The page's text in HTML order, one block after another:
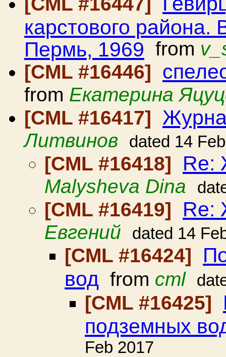
карстового района.
Пермь, 1969 from
[CML #16446]
from Екатерина
[CML #16417]
Литвинов dated 14
[CML #16418] Re:
Malysheva Dina
[CML #16419] Re:
Евгений dated 14
[CML #16424]
вод from cml
[CML #16425]
подземных
Feb 2017